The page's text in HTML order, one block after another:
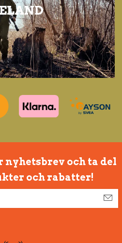
och ta del
och rabatter!